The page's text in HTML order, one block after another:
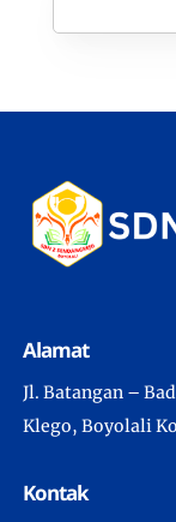
Alamat
Jl. Batangan –
Klego, Boyolali
Kontak